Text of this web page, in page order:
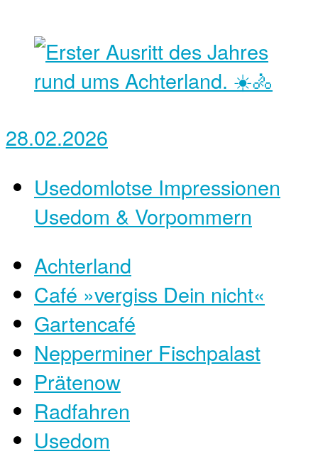
28.02.2026
Usedomlotse Impressionen
Usedom & Vorpommern
Achterland
Café »vergiss Dein nicht«
Gartencafé
Nepperminer Fischpalast
Prätenow
Radfahren
Usedom